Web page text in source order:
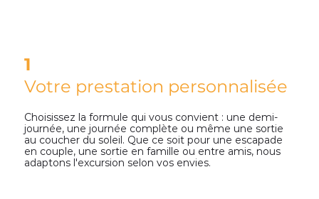
Choisissez la formule qui vous convient : une demi-
journée, une journée complète ou même une sortie
au coucher du soleil. Que ce soit pour une escapade
en couple, une sortie en famille ou entre amis, nous
adaptons l'excursion selon vos envies.
1
Votre prestation personnalisée